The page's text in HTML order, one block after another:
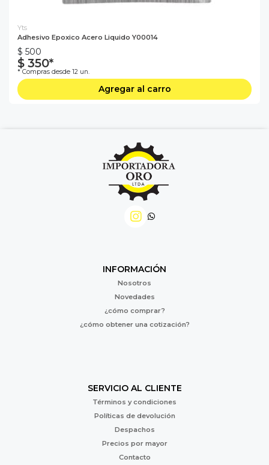
Yts
Adhesivo Epoxico Acero Liquido Y00014
$ 500
$ 350*
* Compras desde 12 un.
Agregar al carro
INFORMACIÓN
Nosotros
Novedades
¿cómo comprar?
¿cómo obtener una cotización?
SERVICIO AL CLIENTE
Términos y condiciones
Políticas de devolución
Despachos
Precios por mayor
Contacto